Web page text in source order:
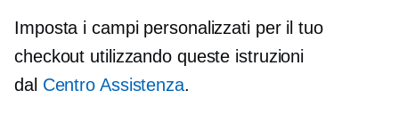
Imposta i campi personalizzati per il tuo
checkout utilizzando queste istruzioni
dal Centro Assistenza.